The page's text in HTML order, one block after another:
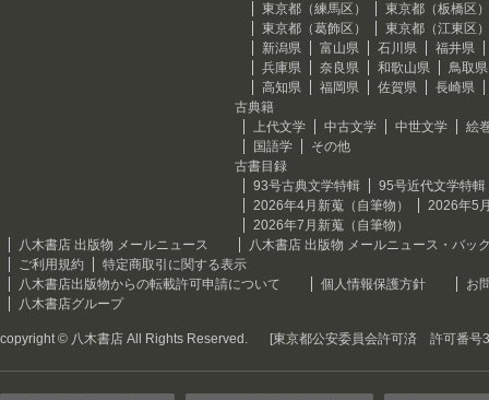
東京都（練馬区）
東京都（板橋区）
東京都（葛飾区）
東京都（江東区）
新潟県
富山県 石川県
福井県
兵庫県
奈良県 和歌山県
鳥取県
高知県
福岡県 佐賀県
長崎県
古典籍
上代文学
中古文学 中世文学
絵
国語学
その他
古書目録
93号古典文学特輯
95号近代文学特輯
2026年4月新蒐（自筆物）
2026年5
2026年7月新蒐（自筆物）
八木書店 出版物 メールニュース
八木書店 出版物 メールニュース・バッ
ご利用規約
特定商取引に関する表示
八木書店出版物からの転載許可申請について
個人情報保護方針
お
八木書店グループ
copyright © 八木書店 All Rights Reserved. [東京都公安委員会許可済 許可番号